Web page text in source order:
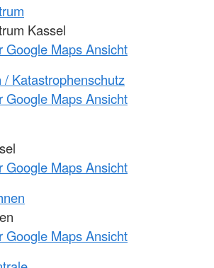
Kassel
Google Maps Ansicht
/ Katastrophenschutz
Google Maps Ansicht
Google Maps Ansicht
Google Maps Ansicht